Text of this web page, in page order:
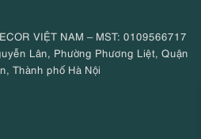
VIỆT NAM – MST: 0109566717
Lân, Phường Phương Liệt, Quận
Thành phố Hà Nội